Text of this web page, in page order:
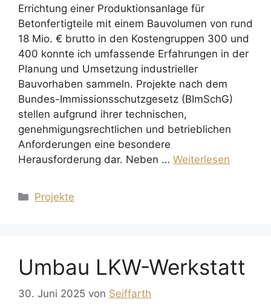
Errichtung einer Produktionsanlage für
Betonfertigteile mit einem Bauvolumen von rund
18 Mio. € brutto in den Kostengruppen 300 und
400 konnte ich umfassende Erfahrungen in der
Planung und Umsetzung industrieller
Bauvorhaben sammeln. Projekte nach dem
Bundes-Immissionsschutzgesetz (BImSchG)
stellen aufgrund ihrer technischen,
genehmigungsrechtlichen und betrieblichen
Anforderungen eine besondere
Herausforderung dar. Neben … Weiterlesen
Kategorien
Projekte
Umbau LKW-Werkstatt
30. Juni 2025 von Seiffarth